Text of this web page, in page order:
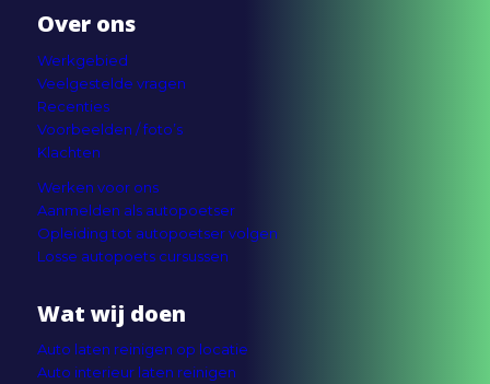
Over ons
Werkgebied
Veelgestelde vragen
Recenties
Voorbeelden / foto’s
Klachten
Werken voor ons
Aanmelden als autopoetser
Opleiding tot autopoetser volgen
Losse autopoets cursussen
Wat wij doen
Auto laten reinigen op locatie
Auto interieur laten reinigen